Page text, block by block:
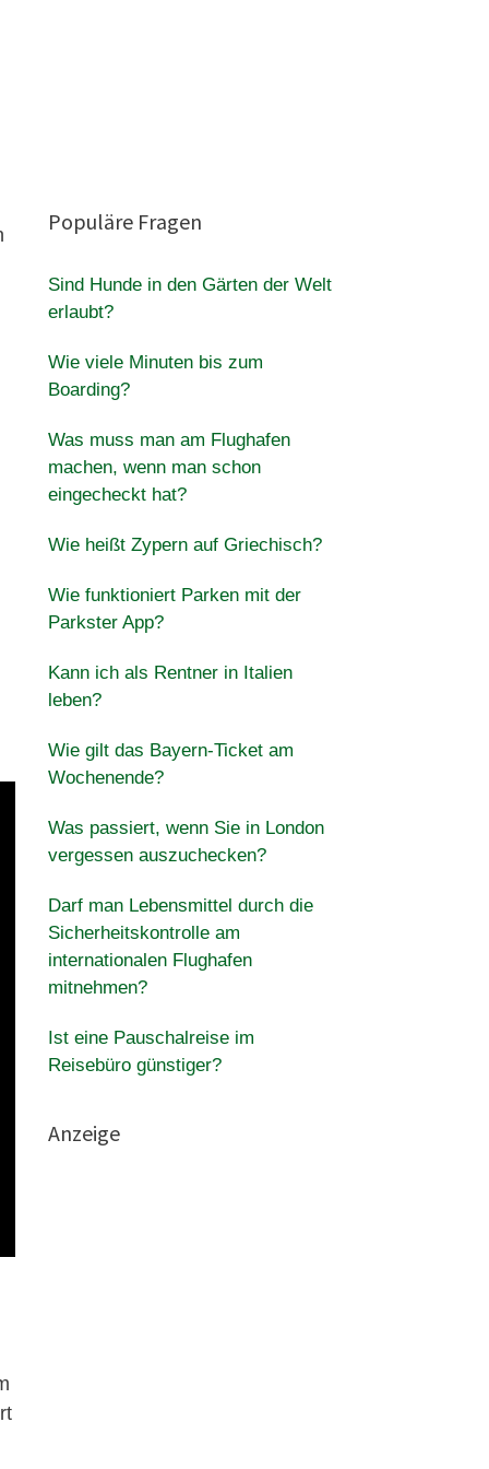
Populäre Fragen
Sind Hunde in den Gärten der Welt
erlaubt?
Wie viele Minuten bis zum
Boarding?
Was muss man am Flughafen
machen, wenn man schon
eingecheckt hat?
Wie heißt Zypern auf Griechisch?
Wie funktioniert Parken mit der
Parkster App?
Kann ich als Rentner in Italien
leben?
Wie gilt das Bayern-Ticket am
Wochenende?
Was passiert, wenn Sie in London
vergessen auszuchecken?
Darf man Lebensmittel durch die
Sicherheitskontrolle am
internationalen Flughafen
mitnehmen?
Ist eine Pauschalreise im
Reisebüro günstiger?
Anzeige